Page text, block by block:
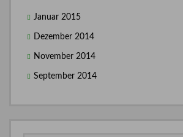
Januar 2015
Dezember 2014
November 2014
September 2014